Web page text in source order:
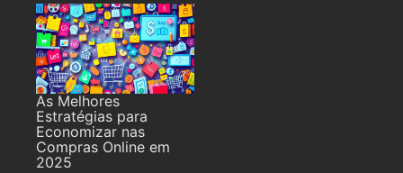
As Melhores
Estratégias para
Economizar nas
Compras Online em
2025